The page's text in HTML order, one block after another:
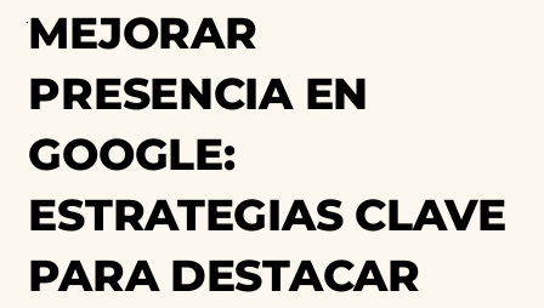
julio 18, 2025 Agencia de Marketing
MEJORAR
PRESENCIA EN
GOOGLE:
ESTRATEGIAS CLAVE
PARA DESTACAR